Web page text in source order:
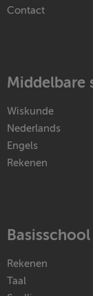
Contact
Middelbare
Wiskunde
Nederlands
Engels
Rekenen
Basisschool
Rekenen
Taal